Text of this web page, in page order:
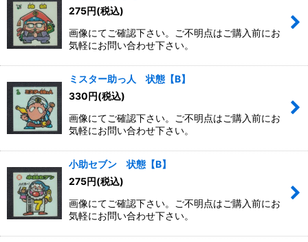
275円(税込)
画像にてご確認下さい。ご不明点はご購入前にお
気軽にお問い合わせ下さい。
ミスター助っ人 状態【B】
330円(税込)
画像にてご確認下さい。ご不明点はご購入前にお
気軽にお問い合わせ下さい。
小助セブン 状態【B】
275円(税込)
画像にてご確認下さい。ご不明点はご購入前にお
気軽にお問い合わせ下さい。